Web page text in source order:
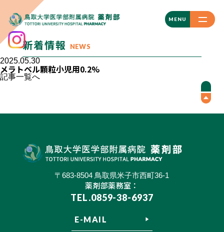
MENU
CLOSE
新着情報 NEWS
2025.05.30
メラトベル顆粒小児用0.2%
記事一覧へ
〒683-8504 鳥取県米子市西町36-1
薬剤部薬務室：
TEL.0859-38-6937
E-MAIL